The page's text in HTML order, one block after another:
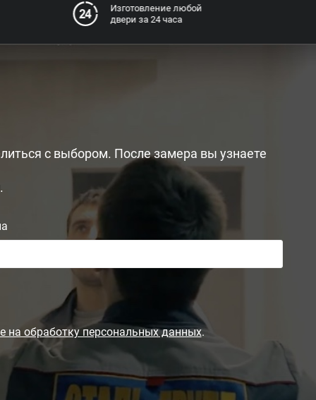
Изготовление любой
двери за 24 часа
с выбором. После замера вы узнаете
на обработку персональных данных.